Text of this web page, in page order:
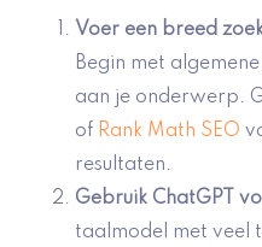
Voer een breed
Begin met
aan je onderwerp.
of Rank Math SEO
resultaten.
Gebruik ChatGPT
taalmodel met veel